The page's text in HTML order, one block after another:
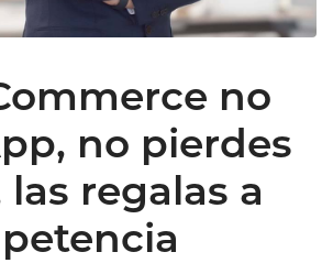
no
no pierdes
regalas a